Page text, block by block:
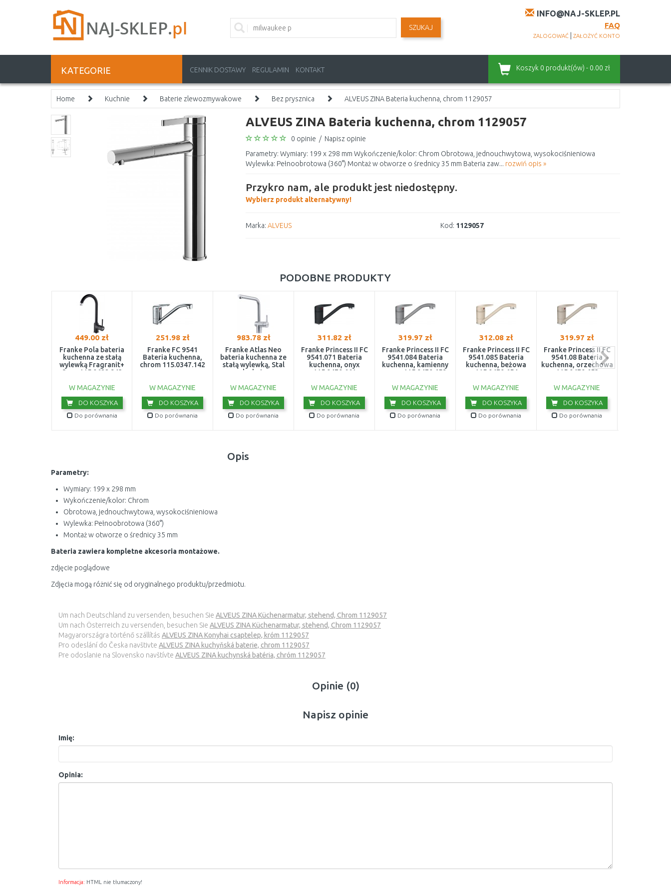
INFO@NAJ-SKLEP.PL
FAQ
ZALOGOWAĆ ZAŁOŻYĆ KONTO
SZUKAJ
KATEGORIE CENNIK DOSTAWY REGULAMIN KONTAKT Koszyk 0 produkt(ów) - 0.00 zł
Home Kuchnie Baterie zlewozmywakowe Bez prysznica ALVEUS ZINA Bateria kuchenna, chrom 1129057
ALVEUS ZINA Bateria kuchenna, chrom 1129057
0 opinie / Napisz opinie
Parametry: Wymiary: 199 x 298 mm Wykończenie/kolor: Chrom Obrotowa, jednouchwytowa, wysokociśnieniowa
Wylewka: Pełnoobrotowa (360°) Montaż w otworze o średnicy 35 mm Bateria zaw... rozwiń opis »
Przykro nam, ale produkt jest niedostępny.
Wybierz produkt alternatywny!
Marka: ALVEUS Kod: 1129057
PODOBNE PRODUKTY
449.00 zł
Franke Pola bateria
kuchenna ze stałą
wylewką Fragranit+
Onyx 115.0622.943
W MAGAZYNIE
DO KOSZYKA
Do porównania
251.98 zł
Franke FC 9541
Bateria kuchenna,
chrom 115.0347.142
W MAGAZYNIE
DO KOSZYKA
Do porównania
983.78 zł
Franke Atlas Neo
bateria kuchenna ze
stałą wylewką, Stal
szlachetna
W MAGAZYNIE
DO KOSZYKA
Do porównania
311.82 zł
Franke Princess II FC
9541.071 Bateria
kuchenna, onyx
115.0470.661
W MAGAZYNIE
DO KOSZYKA
Do porównania
319.97 zł
Franke Princess II FC
9541.084 Bateria
kuchenna, kamienny
szary 115.0470.659
W MAGAZYNIE
DO KOSZYKA
Do porównania
312.08 zł
Franke Princess II FC
9541.085 Bateria
kuchenna, beżowa
115.0470.654
W MAGAZYNIE
DO KOSZYKA
Do porównania
319.97 zł
Franke Princess II FC
9541.08 Bateria
kuchenna, orzechowa
115.0470.653
W MAGAZYNIE
DO KOSZYKA
Do porównania
Opis
Parametry:
Wymiary: 199 x 298 mm
Wykończenie/kolor: Chrom
Obrotowa, jednouchwytowa, wysokociśnieniowa
Wylewka: Pełnoobrotowa (360°)
Montaż w otworze o średnicy 35 mm
Bateria zawiera kompletne akcesoria montażowe.
zdjęcie poglądowe
Zdjęcia mogą różnić się od oryginalnego produktu/przedmiotu.
Um nach Deutschland zu versenden, besuchen Sie ALVEUS ZINA Küchenarmatur, stehend, Chrom 1129057
Um nach Österreich zu versenden, besuchen Sie ALVEUS ZINA Küchenarmatur, stehend, Chrom 1129057
Magyarországra történő szállítás ALVEUS ZINA Konyhai csaptelep, króm 1129057
Pro odeslání do Česka navštivte ALVEUS ZINA kuchyňská baterie, chrom 1129057
Pre odoslanie na Slovensko navštívte ALVEUS ZINA kuchynská batéria, chróm 1129057
Opinie (0)
Napisz opinie
Imię:
Opinia:
Informacja: HTML nie tłumaczony!